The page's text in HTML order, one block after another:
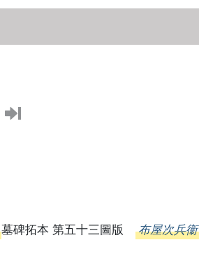
墓碑拓本 第五十三圖版 布屋次兵衞